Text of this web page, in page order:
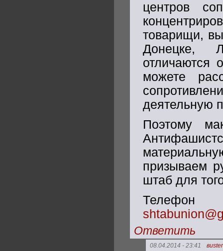
центров
товарищи,
Донецке,
отличаются
можете
деятельную
Поэтому
призываем
штаб для
Телефон
Ответить
08.04.2014 - 23:41 вuster